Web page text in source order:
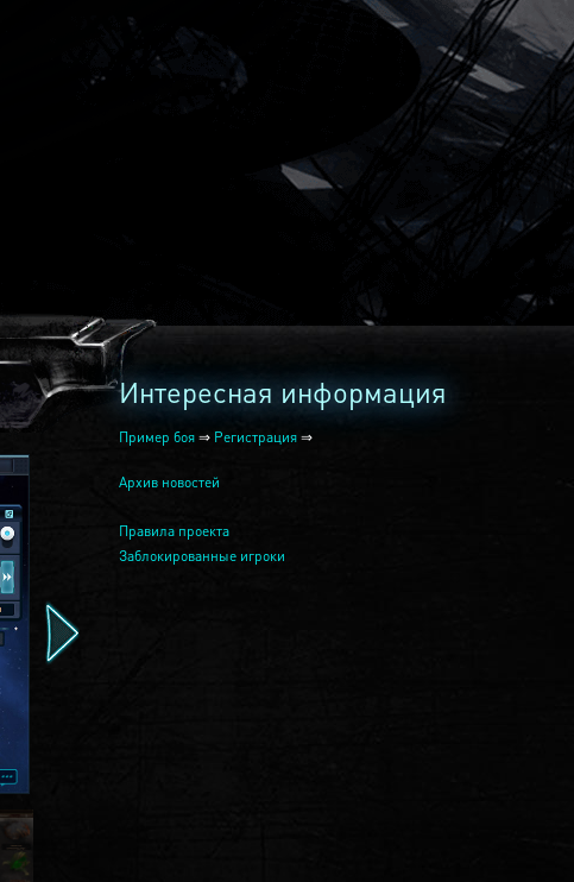
2240
Интересная информация
Пример боя ⇒ Регистрация ⇒
Архив новостей
Правила проекта
Заблокированные игроки